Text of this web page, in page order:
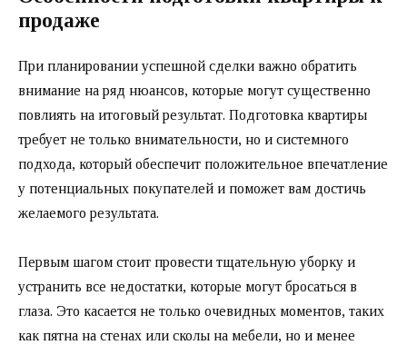
продаже
При планировании успешной сделки важно обратить
внимание на ряд нюансов, которые могут существенно
повлиять на итоговый результат. Подготовка квартиры
требует не только внимательности, но и системного
подхода, который обеспечит положительное впечатление
у потенциальных покупателей и поможет вам достичь
желаемого результата.
Первым шагом стоит провести тщательную уборку и
устранить все недостатки, которые могут бросаться в
глаза. Это касается не только очевидных моментов, таких
как пятна на стенах или сколы на мебели, но и менее